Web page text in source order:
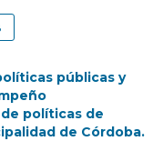
públicas y
políticas de
de Córdoba.